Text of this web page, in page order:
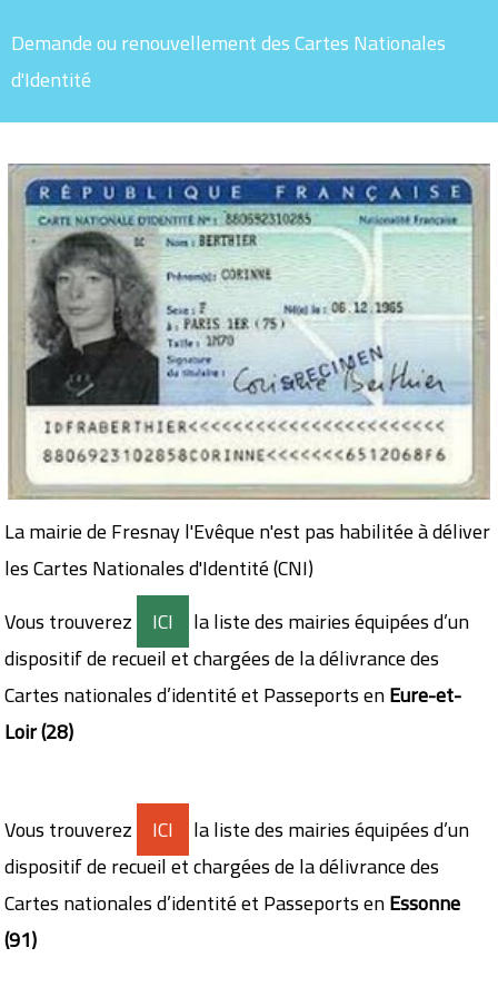
Demande ou renouvellement des Cartes Nationales
d'Identité
La mairie de Fresnay l'Evêque n'est pas habilitée à déliver
les Cartes Nationales d'Identité (CNI)
Vous trouverez
ICI
la liste des mairies équipées d’un
dispositif de recueil et chargées de la délivrance des
Cartes nationales d’identité et Passeports enEure-et-
Loir (28)
Vous trouverez ICI
la liste des mairies équipées d’un
dispositif de recueil et chargées de la délivrance des
Cartes nationales d’identité et Passeports enEssonne
(91)